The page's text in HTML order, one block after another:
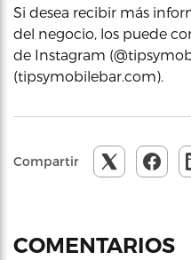
Si desea recibir más
del negocio, los puede
de Instagram
(tipsymobilebar.com).
Compartir
COMENTARIOS